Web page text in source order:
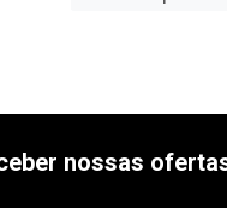
nossas